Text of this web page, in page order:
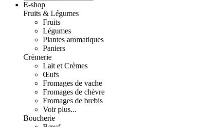
E-shop
Fruits & Légumes
Fruits
Légumes
Plantes aromatiques
Paniers
Crèmerie
Lait et Crèmes
Œufs
Fromages de vache
Fromages de chèvre
Fromages de brebis
Voir plus...
Boucherie